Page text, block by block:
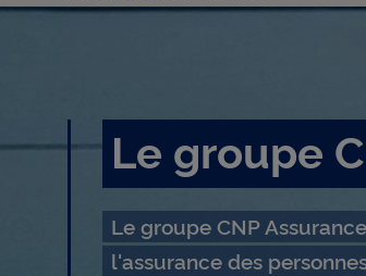
L
e
Le groupe
Le groupe CNP
l'assurance des